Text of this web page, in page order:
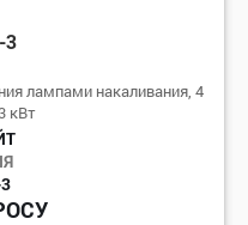
3
лампами накаливания, 4
кВт